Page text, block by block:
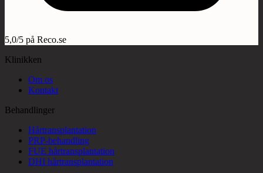
5,0/5 på Reco.se
Klinikken
Om os
Kontakt
Behandlinger
Hårtransplantation
PRP-behandling
FUE hårtransplantation
DHI hårtransplantation